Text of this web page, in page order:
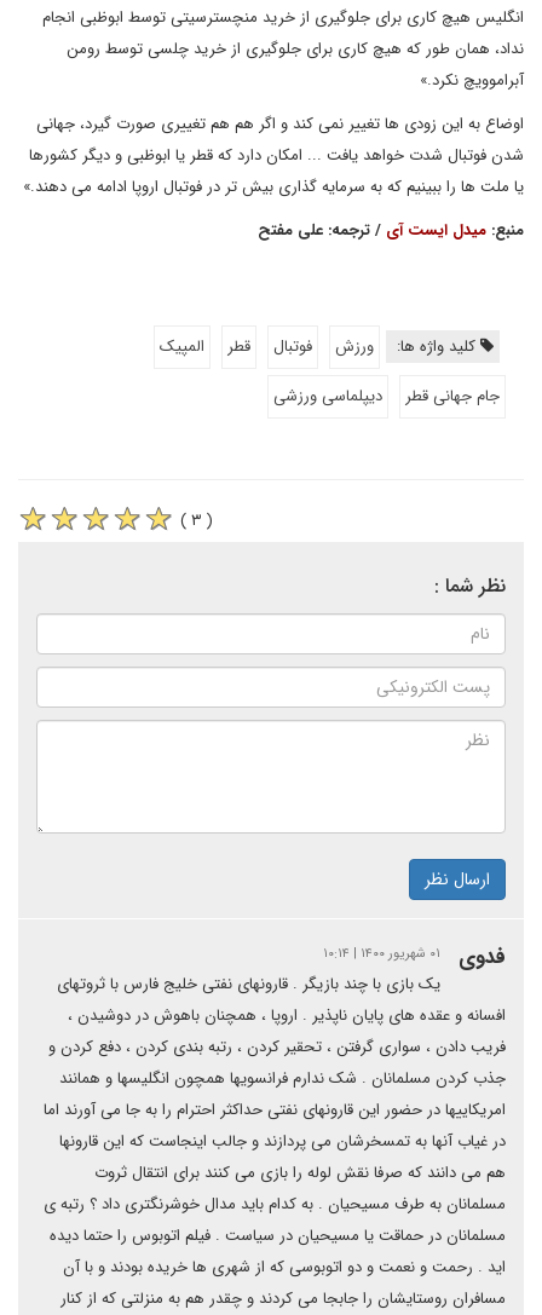
انگلیس هیچ کاری برای جلوگیری از خرید منچسترسیتی توسط ابوظبی انجام
نداد، همان طور که هیچ کاری برای جلوگیری از خرید چلسی توسط رومن
آبراموویچ نکرد.»
اوضاع به این زودی ها تغییر نمی کند و اگر هم هم تغییری صورت گیرد، جهانی
شدن فوتبال شدت خواهد یافت ... امکان دارد که قطر یا ابوظبی و دیگر کشورها
یا ملت ها را ببینیم که به سرمایه گذاری بیش تر در فوتبال اروپا ادامه می دهند.»
منبع: میدل ایست آی / ترجمه: علی مفتح
کلید واژه ها: ورزش فوتبال قطر
المپیک
جام جهانی قطر
دیپلماسی ورزشی
( ۳ )
نظر شما :
ارسال نظر
فدوی ۰۱ شهریور ۱۴۰۰ | ۱۰:۱۴
یک بازی با چند بازیگر . قارونهای نفتی خلیج فارس با ثروتهای
افسانه و عقده های پایان ناپذیر . اروپا ، همچنان باهوش در دوشیدن ،
فریب دادن ، سواری گرفتن ، تحقیر کردن ، رتبه بندی کردن ، دفع کردن و
جذب کردن مسلمانان . شک ندارم فرانسویها همچون انگلیسها و همانند
امریکاییها در حضور این قارونهای نفتی حداکثر احترام را به جا می آورند اما
در غیاب آنها به تمسخرشان می پردازند و جالب اینجاست که این قارونها
هم می دانند که صرفا نقش لوله را بازی می کنند برای انتقال ثروت
مسلمانان به طرف مسیحیان .‌ به کدام باید مدال خوشرنگتری داد ؟ رتبه ی
مسلمانان در حماقت یا مسیحیان در سیاست . فیلم اتوبوس را حتما دیده
اید . رحمت و نعمت و دو اتوبوسی که از شهری ها خریده بودند و با آن
مسافران روستایشان را جابجا می کردند و چقدر هم به منزلتی که از کنار